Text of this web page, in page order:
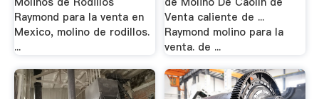
Raymond para la venta en
Mexico, molino de rodillos.
...
Venta caliente de ...
Raymond molino para la
venta. de ...